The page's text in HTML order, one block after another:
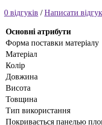
0 відгуків /Написати відгук
Основні атрибути
Форма поставки матеріалу
Матеріал
Колір
Довжина
Висота
Товщина
Тип використання
Покривається панелью